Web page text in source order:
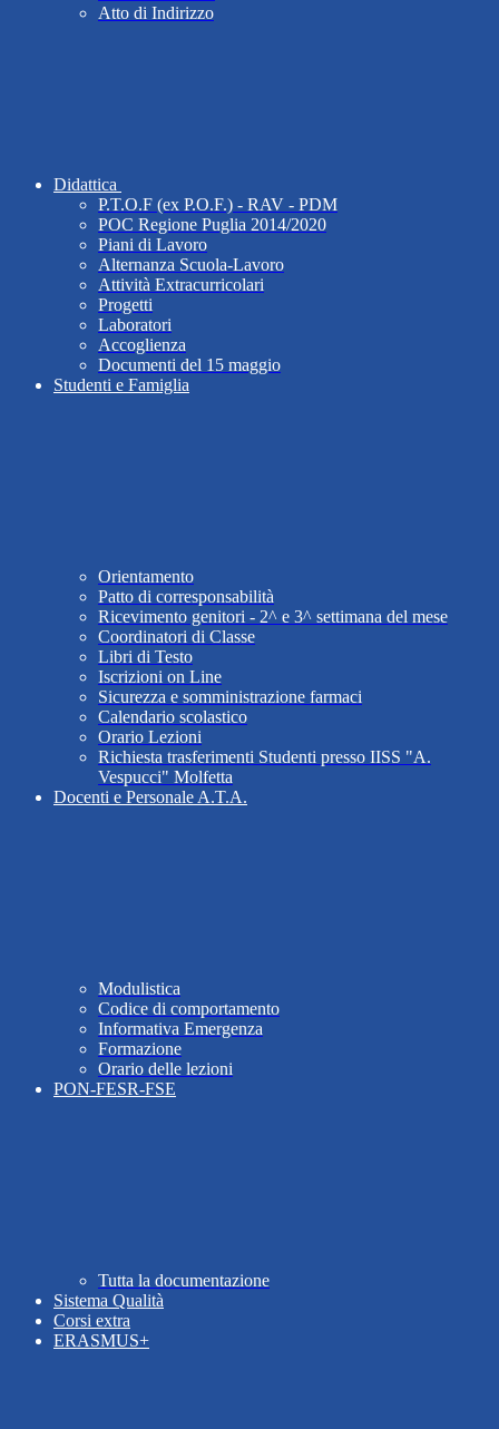
Atto di Indirizzo
Didattica
P.T.O.F (ex P.O.F.) - RAV - PDM
POC Regione Puglia 2014/2020
Piani di Lavoro
Alternanza Scuola-Lavoro
Attività Extracurricolari
Progetti
Laboratori
Accoglienza
Documenti del 15 maggio
Studenti e Famiglia
Orientamento
Patto di corresponsabilità
Ricevimento genitori - 2^ e 3^ settimana del mese
Coordinatori di Classe
Libri di Testo
Iscrizioni on Line
Sicurezza e somministrazione farmaci
Calendario scolastico
Orario Lezioni
Richiesta trasferimenti Studenti presso IISS "A.
Vespucci" Molfetta
Docenti e Personale A.T.A.
Modulistica
Codice di comportamento
Informativa Emergenza
Formazione
Orario delle lezioni
PON-FESR-FSE
Tutta la documentazione
Sistema Qualità
Corsi extra
ERASMUS+